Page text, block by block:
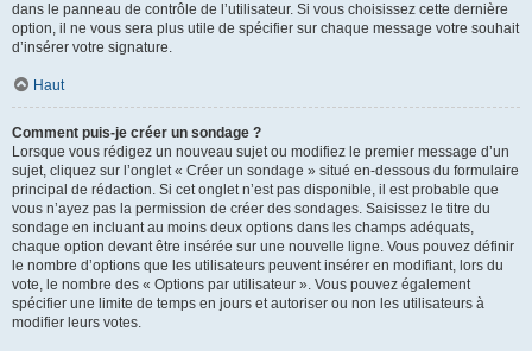
dans le panneau de contrôle de l’utilisateur. Si vous choisissez cette dernière
option, il ne vous sera plus utile de spécifier sur chaque message votre souhait
d’insérer votre signature.
Haut
Comment puis-je créer un sondage ?
Lorsque vous rédigez un nouveau sujet ou modifiez le premier message d’un
sujet, cliquez sur l’onglet « Créer un sondage » situé en-dessous du formulaire
principal de rédaction. Si cet onglet n’est pas disponible, il est probable que
vous n’ayez pas la permission de créer des sondages. Saisissez le titre du
sondage en incluant au moins deux options dans les champs adéquats,
chaque option devant être insérée sur une nouvelle ligne. Vous pouvez définir
le nombre d’options que les utilisateurs peuvent insérer en modifiant, lors du
vote, le nombre des « Options par utilisateur ». Vous pouvez également
spécifier une limite de temps en jours et autoriser ou non les utilisateurs à
modifier leurs votes.